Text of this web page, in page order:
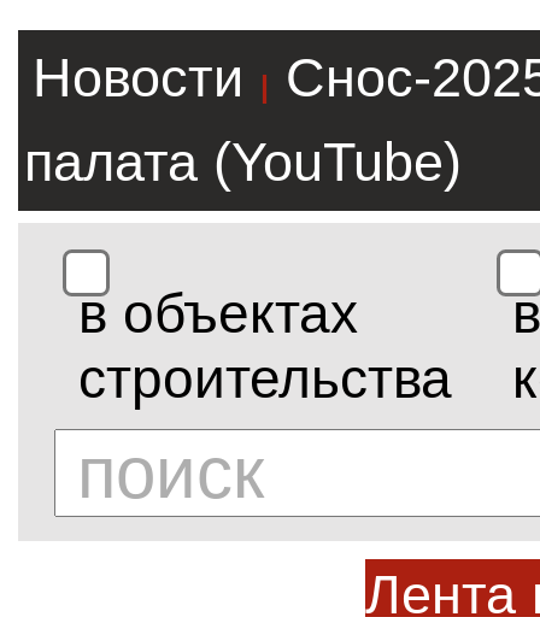
Новости |
Снос-
палата (YouTube)
в объектах
строительства
в
Лента